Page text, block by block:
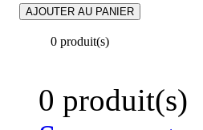
0 produit(s)
0 produit(s)